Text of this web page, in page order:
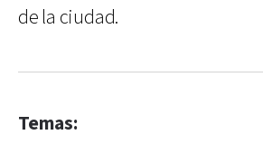
de la ciudad.
Temas: